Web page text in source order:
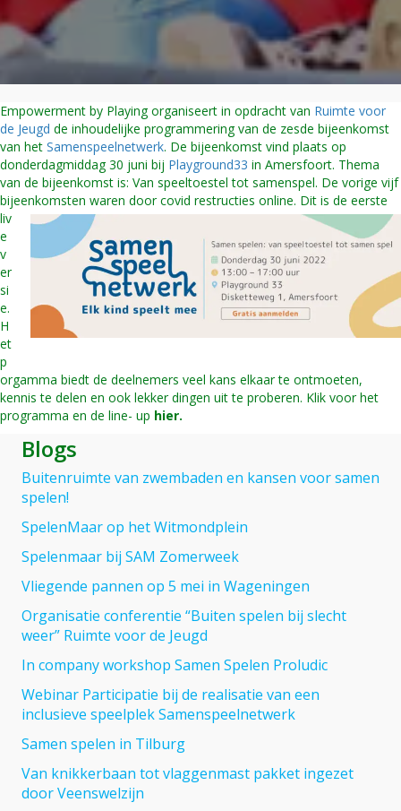
zesde
netwerk
bijeenkomst
van
Empowerment by Playing organiseert in opdracht van Ruimte voor
de Jeugd de inhoudelijke programmering van de zesde bijeenkomst
van het Samenspeelnetwerk. De bijeenkomst vind plaats op
donderdagmiddag 30 juni bij Playground33 in Amersfoort. Thema
van de bijeenkomst is: Van speeltoestel tot samenspel. De vorige vijf
bijeenkomsten waren door covid restructies online. Dit is de eerste
liv
e
v
er
si
e.
H
et
p
orgamma biedt de deelnemers veel kans elkaar te ontmoeten,
kennis te delen en ook lekker dingen uit te proberen. Klik voor het
programma en de line- up hier.
Blogs
Buitenruimte van zwembaden en kansen voor samen
spelen!
SpelenMaar op het Witmondplein
Spelenmaar bij SAM Zomerweek
Vliegende pannen op 5 mei in Wageningen
Organisatie conferentie “Buiten spelen bij slecht
weer” Ruimte voor de Jeugd
In company workshop Samen Spelen Proludic
Webinar Participatie bij de realisatie van een
inclusieve speelplek Samenspeelnetwerk
Samen spelen in Tilburg
Van knikkerbaan tot vlaggenmast pakket ingezet
door Veenswelzijn